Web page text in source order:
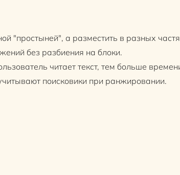
"простыней", а разместить в разных
без разбиения на блоки.
читает текст, тем больше
поисковики при ранжировании.